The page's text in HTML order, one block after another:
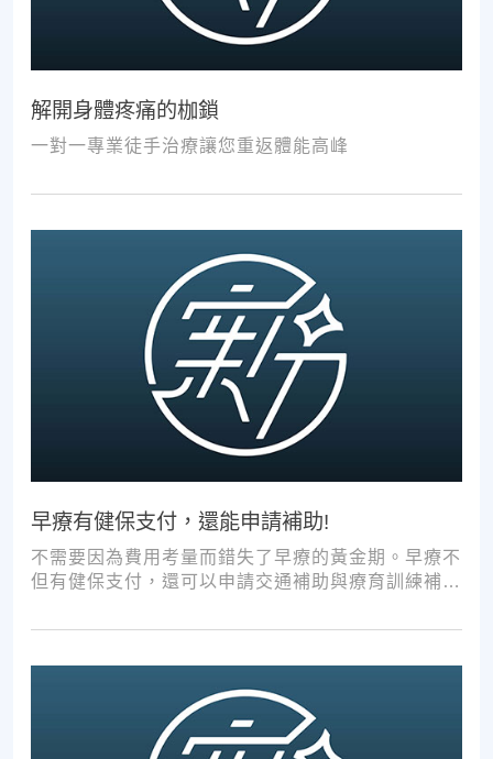
解開身體疼痛的枷鎖
一對一專業徒手治療讓您重返體能高峰
早療有健保支付，還能申請補助!
不需要因為費用考量而錯失了早療的黃金期。早療不
但有健保支付，還可以申請交通補助與療育訓練補